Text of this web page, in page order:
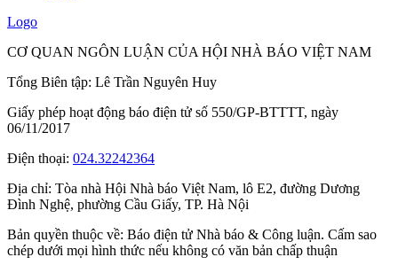
Logo
CƠ QUAN NGÔN LUẬN CỦA HỘI NHÀ BÁO VIỆT NAM
Tổng Biên tập: Lê Trần Nguyên Huy
Giấy phép hoạt động báo điện tử số 550/GP-BTTTT, ngày
06/11/2017
Điện thoại: 024.32242364
Địa chỉ: Tòa nhà Hội Nhà báo Việt Nam, lô E2, đường Dương
Đình Nghệ, phường Cầu Giấy, TP. Hà Nội
Bản quyền thuộc về: Báo điện tử Nhà báo & Công luận. Cấm sao
chép dưới mọi hình thức nếu không có văn bản chấp thuận